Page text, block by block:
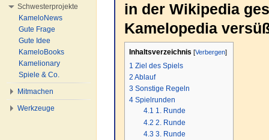
in der Wikipedia
Kamelopedia
Inhaltsverzeichnis [Verbergen]
1 Ziel des Spiels
2 Ablauf
3 Sonstige Regeln
4 Spielrunden
4.1 1. Runde
4.2 2. Runde
4.3 3. Runde
Schwesterprojekte
KameloNews
Gute Frage
Gute Idee
KameloBooks
Kamelionary
Spiele & Co.
Mitmachen
Werkzeuge